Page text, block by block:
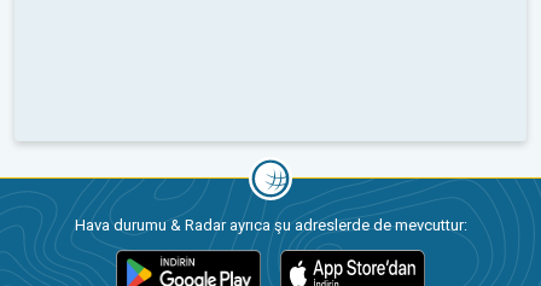
Hava durumu & Radar ayrıca şu adreslerde de mevcuttur: